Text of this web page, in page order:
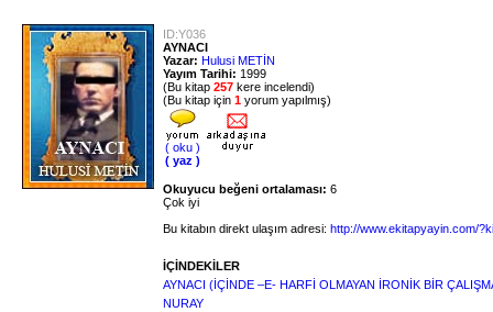
ID:Y036
AYNACI
Yazar: Hulusi METİN
Yayım Tarihi: 1999
(Bu kitap 257 kere incelendi)
(Bu kitap için 1 yorum yapılmış)
( oku )
( yaz )
Okuyucu beğeni ortalaması: 6
Çok iyi
Bu kitabın direkt ulaşım adresi: http://www.ekitapyayin.com/
İÇİNDEKİLER
AYNACI (İÇİNDE –E- HARFİ OLMAYAN İRONİK BİR
NURAY